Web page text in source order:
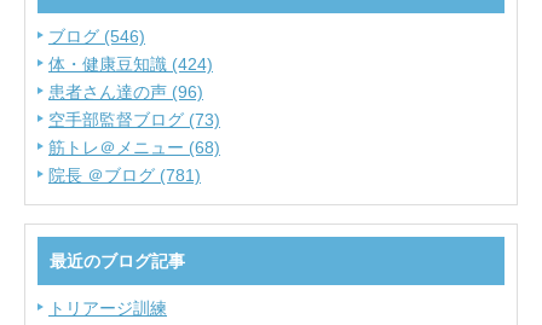
ブログ (546)
体・健康豆知識 (424)
患者さん達の声 (96)
空手部監督ブログ (73)
筋トレ＠メニュー (68)
院長 ＠ブログ (781)
最近のブログ記事
トリアージ訓練